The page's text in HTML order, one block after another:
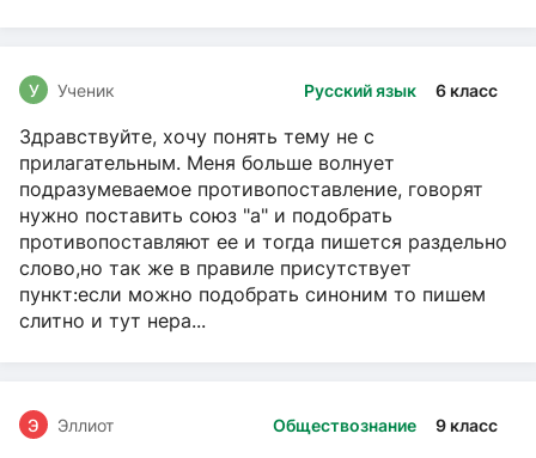
Русский язык 6 класс
У Ученик
Здравствуйте, хочу понять тему не с
прилагательным. Меня больше волнует
подразумеваемое противопоставление, говорят
нужно поставить союз "а" и подобрать
противопоставляют ее и тогда пишется раздельно
слово,но так же в правиле присутствует
пункт:если можно подобрать синоним то пишем
слитно и тут нера...
Обществознание 9 класс
Э Эллиот